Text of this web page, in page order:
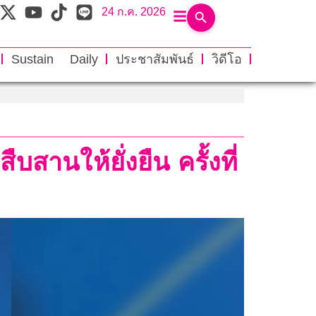
24 ก.ค. 2026
Sustain Daily ประชาสัมพันธ์ วิดีโอ
บสานให้ยั่งยืน ครั้งที่